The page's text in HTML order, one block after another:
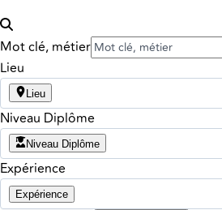
Mot clé, métier
Lieu
Lieu
Niveau Diplôme
Niveau Diplôme
Expérience
Expérience